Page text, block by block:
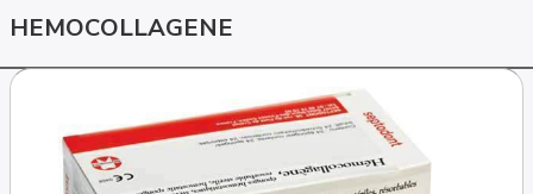
HEMOCOLLAGENE